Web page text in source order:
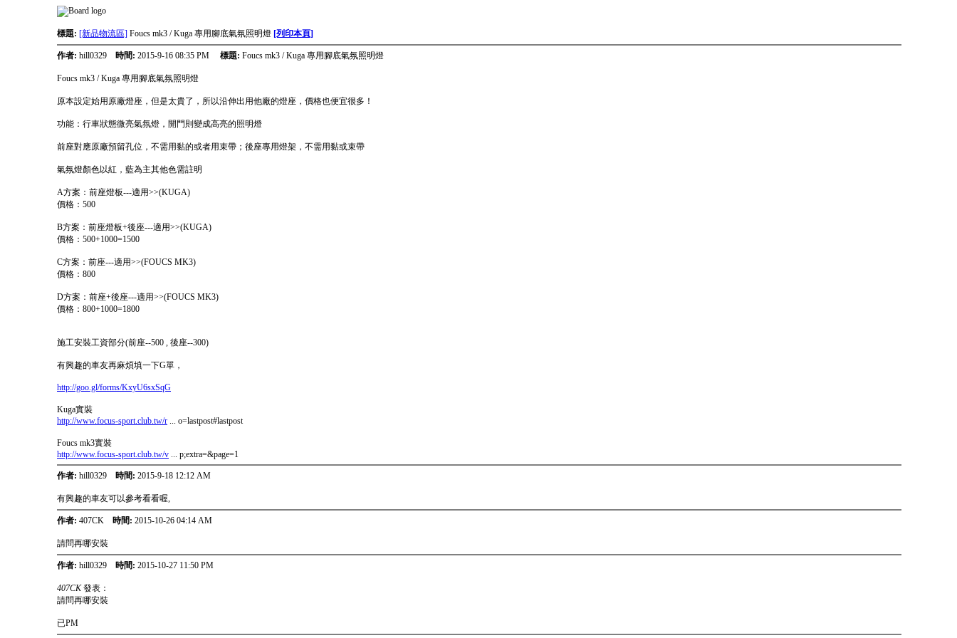
標題: [新品物流區] Foucs mk3 / Kuga 專用腳底氣氛照明燈 [列印本頁]
作者: hill0329 時間: 2015-9-16 08:35 PM 標題: Foucs mk3 / Kuga 專用腳底氣氛照明燈
Foucs mk3 / Kuga 專用腳底氣氛照明燈
原本設定始用原廠燈座，但是太貴了，所以沿伸出用他廠的燈座，價格也便宜很多！
功能：行車狀態微亮氣氛燈，開門則變成高亮的照明燈
前座對應原廠預留孔位，不需用黏的或者用束帶；後座專用燈架，不需用黏或束帶
氣氛燈顏色以紅，藍為主其他色需註明
A方案：前座燈板---適用>>(KUGA)
價格：500
B方案：前座燈板+後座---適用>>(KUGA)
價格：500+1000=1500
C方案：前座---適用>>(FOUCS MK3)
價格：800
D方案：前座+後座---適用>>(FOUCS MK3)
價格：800+1000=1800
施工安裝工資部分(前座--500 , 後座--300)
有興趣的車友再麻煩填一下G單，
http://goo.gl/forms/KxyU6sxSqG
Kuga實裝
http://www.focus-sport.club.tw/r ... o=lastpost#lastpost
Foucs mk3實裝
http://www.focus-sport.club.tw/v ... p;extra=&page=1
作者: hill0329 時間: 2015-9-18 12:12 AM
有興趣的車友可以參考看看喔,
作者: 407CK 時間: 2015-10-26 04:14 AM
請問再哪安裝
作者: hill0329 時間: 2015-10-27 11:50 PM
407CK發表：
請問再哪安裝
已PM